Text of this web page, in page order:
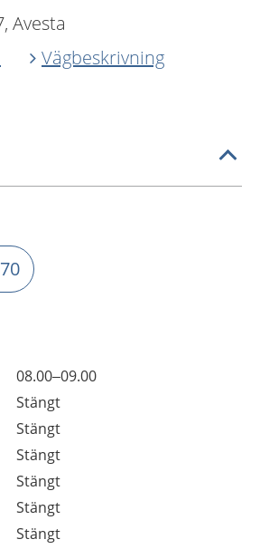
Avesta
Vägbeskrivning
08.00–09.00
Stängt
Stängt
Stängt
Stängt
Stängt
Stängt